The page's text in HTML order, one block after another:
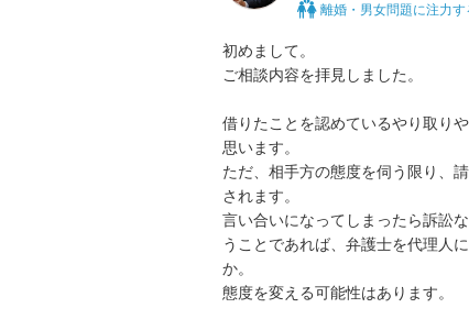
離婚・男女問題に注力す
初めまして。
ご相談内容を拝見しました。
借りたことを認めているやり取り
思います。
ただ、相手方の態度を伺う限り、
されます。
言い合いになってしまったら訴訟
うことであれば、弁護士を代理人
か。
態度を変える可能性はあります。